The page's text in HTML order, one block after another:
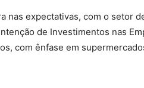
nas expectativas, com o setor
de Investimentos nas
com ênfase em